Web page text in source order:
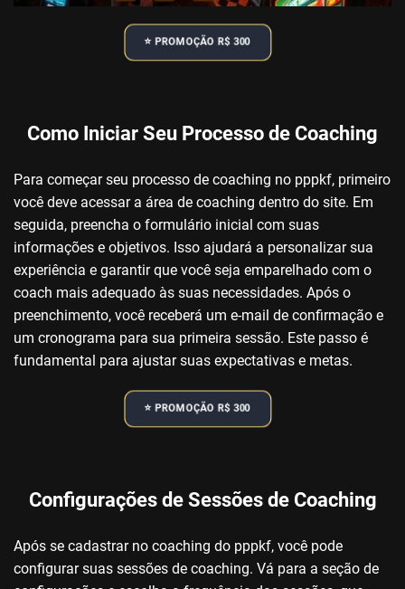
⭐️ PROMOÇÃO R$ 300
Como Iniciar Seu Processo de Coaching
Para começar seu processo de coaching no pppkf, primeiro
você deve acessar a área de coaching dentro do site. Em
seguida, preencha o formulário inicial com suas
informações e objetivos. Isso ajudará a personalizar sua
experiência e garantir que você seja emparelhado com o
coach mais adequado às suas necessidades. Após o
preenchimento, você receberá um e-mail de confirmação e
um cronograma para sua primeira sessão. Este passo é
fundamental para ajustar suas expectativas e metas.
⭐️ PROMOÇÃO R$ 300
Configurações de Sessões de Coaching
Após se cadastrar no coaching do pppkf, você pode
configurar suas sessões de coaching. Vá para a seção de